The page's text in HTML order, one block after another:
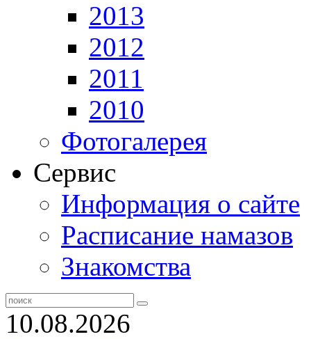
2013
2012
2011
2010
Фотогалерея
Сервис
Информация о сайте
Расписание намазов
Знакомства
10.08.2026